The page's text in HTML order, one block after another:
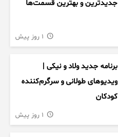
جدیدترین و بهترین قسمت‌ها
برنامه جدید ولاد و نیکی |
ویدیوهای طولانی و سرگرم‌کننده
کودکان